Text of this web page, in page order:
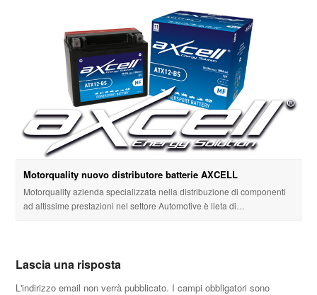
Motorquality nuovo distributore batterie AXCELL
Motorquality azienda specializzata nella distribuzione di componenti
ad altissime prestazioni nel settore Automotive è lieta di…
Lascia una risposta
L'indirizzo email non verrà pubblicato. I campi obbligatori sono